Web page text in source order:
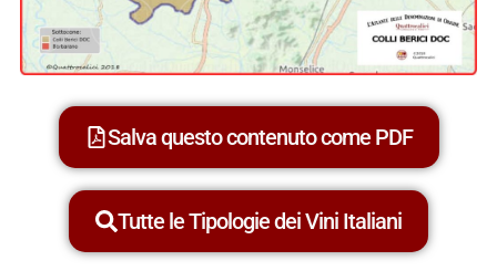
Salva questo contenuto come PDF
Tutte le Tipologie dei Vini Italiani